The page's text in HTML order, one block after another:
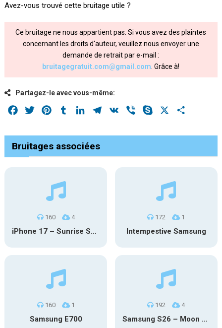
Avez-vous trouvé cette bruitage utile ?
Ce bruitage ne nous appartient pas. Si vous avez des plaintes
concernant les droits d'auteur, veuillez nous envoyer une
demande de retrait par e-mail :
bruitagegratuit.com@gmail.com . Grâce à!
Partagez-le avec vous-même:
Facebook
Twitter PinterestTumblrLinkedInTelegram
VK Viber Skype
Bruitages associées
160 4
iPhone 17 – Sunrise Serenity
172 1
Intempestive Samsung
160 1
Samsung E700
192 4
Samsung S26 – Moon Discovery